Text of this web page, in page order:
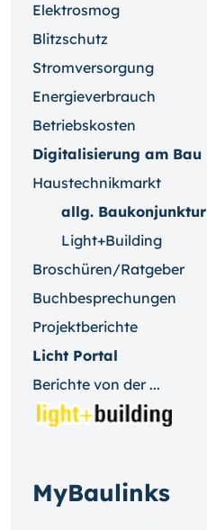
Elektrosmog
Blitzschutz
Stromversorgung
Energieverbrauch
Betriebskosten
Digitalisierung am Bau
Haustechnikmarkt
allg. Baukonjunktur
Light+Building
Broschüren/Ratgeber
Buchbesprechungen
Projektberichte
Licht Portal
Berichte von der ...
MyBaulinks